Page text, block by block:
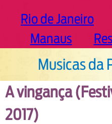
Rio de Janeiro
Manaus
Musicas da
A vingança
2017)